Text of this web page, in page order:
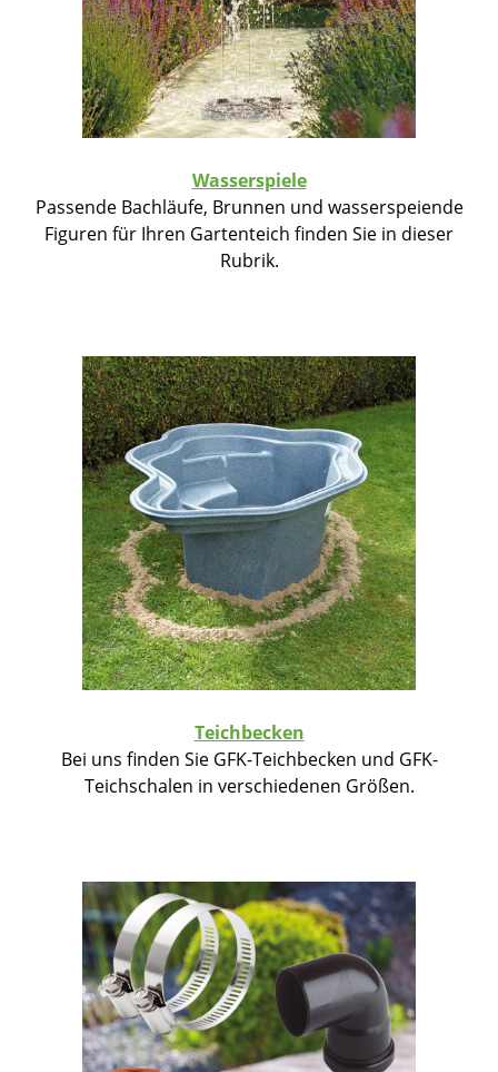
Wasserspiele
Passende Bachläufe, Brunnen und wasserspeiende
Figuren für Ihren Gartenteich finden Sie in dieser
Rubrik.
Teichbecken
Bei uns finden Sie GFK-Teichbecken und GFK-
Teichschalen in verschiedenen Größen.